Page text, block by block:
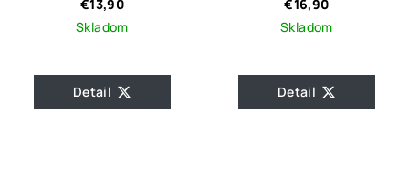
€13,90
Skladom
Detail
€16,90
Skladom
Detail